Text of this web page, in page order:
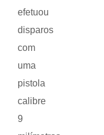
efetuou
disparos
com
uma
pistola
calibre
9